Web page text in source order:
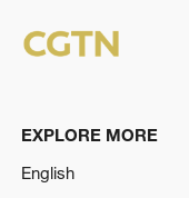
EXPLORE MORE
English